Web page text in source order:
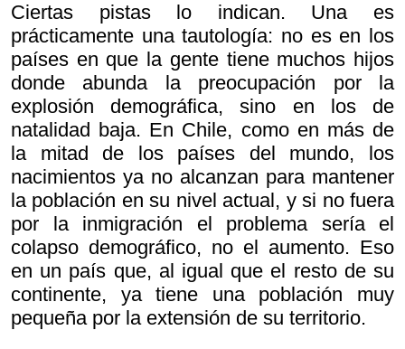
Ciertas pistas lo indican. Una es
prácticamente una tautología: no es en los
países en que la gente tiene muchos hijos
donde abunda la preocupación por la
explosión demográfica, sino en los de
natalidad baja. En Chile, como en más de
la mitad de los países del mundo, los
nacimientos ya no alcanzan para mantener
la población en su nivel actual, y si no fuera
por la inmigración el problema sería el
colapso demográfico, no el aumento. Eso
en un país que, al igual que el resto de su
continente, ya tiene una población muy
pequeña por la extensión de su territorio.